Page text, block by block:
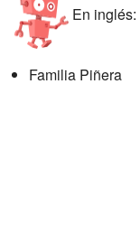
En inglés:
Familia Piñera